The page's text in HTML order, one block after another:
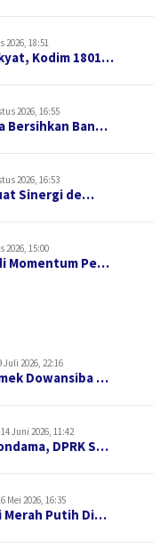
2026, 18:51
Kodim 1801…
2026, 16:55
Bersihkan Ban…
2026, 16:53
Sinergi de…
2026, 15:00
Momentum Pe…
Juli 2026, 22:16
Dowansiba …
Juni 2026, 11:42
DPRK S…
Mei 2026, 16:35
Merah Putih Di…